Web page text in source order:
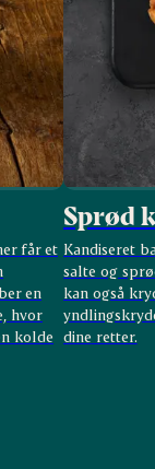
får et
en
hvor
kolde
Sprød
Kandiseret
salte og
kan også
dine retter.